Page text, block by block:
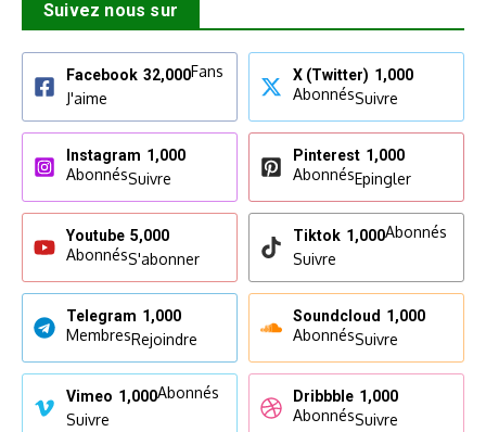
Suivez nous sur
Facebook 32,000Fans
J'aime
X (Twitter) 1,000
AbonnésSuivre
Instagram 1,000
AbonnésSuivre
Pinterest 1,000
AbonnésEpingler
Youtube 5,000
AbonnésS'abonner
Tiktok 1,000Abonnés
Suivre
Telegram 1,000
MembresRejoindre
Soundcloud 1,000
AbonnésSuivre
Vimeo 1,000Abonnés
Suivre
Dribbble 1,000
AbonnésSuivre